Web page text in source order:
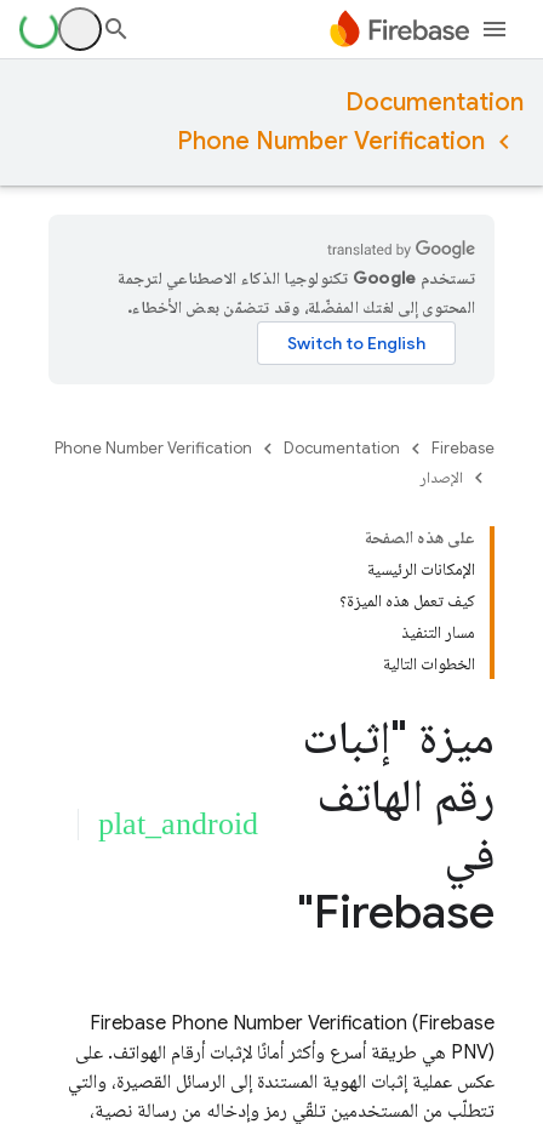
Documentation
Phone Number Verification
تستخدم Google تكنولوجيا الذكاء الاصطناعي لترجمة
المحتوى إلى لغتك المفضّلة، وقد تتضمّن بعض الأخطاء.
Firebase
Documentation
Phone Number Verification
الإصدار
على هذه الصفحة
الإمكانات الرئيسية
كيف تعمل هذه الميزة؟
مسار التنفيذ
الخطوات التالية
ميزة "إثبات
رقم الهاتف
في
Firebase"
plat_android
Firebase Phone Number Verification (Firebase
PNV ) هي طريقة أسرع وأكثر أمانًا لإثبات أرقام الهواتف. على
عكس عملية إثبات الهوية المستندة إلى الرسائل القصيرة، والتي
تتطلّب من المستخدمين تلقّي رمز وإدخاله من رسالة نصية،